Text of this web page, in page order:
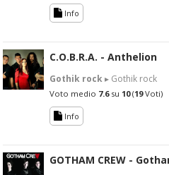
Info
C.O.B.R.A. - Anthelion
Gothik rock▸ Gothik rock
Voto medio 7.6su 10(19Voti)
Info
GOTHAM CREW -